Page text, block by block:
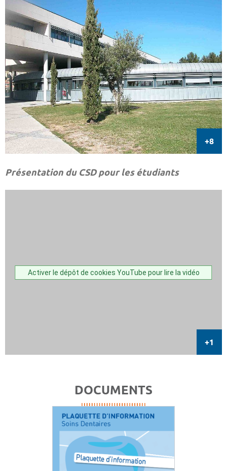
Présentation du CSD pour les étudiants
Activer le dépôt de cookies YouTube pour lire la vidéo
DOCUMENTS